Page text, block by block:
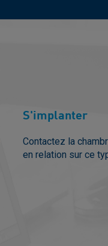
S'implanter
Contactez la
en relation sur ce